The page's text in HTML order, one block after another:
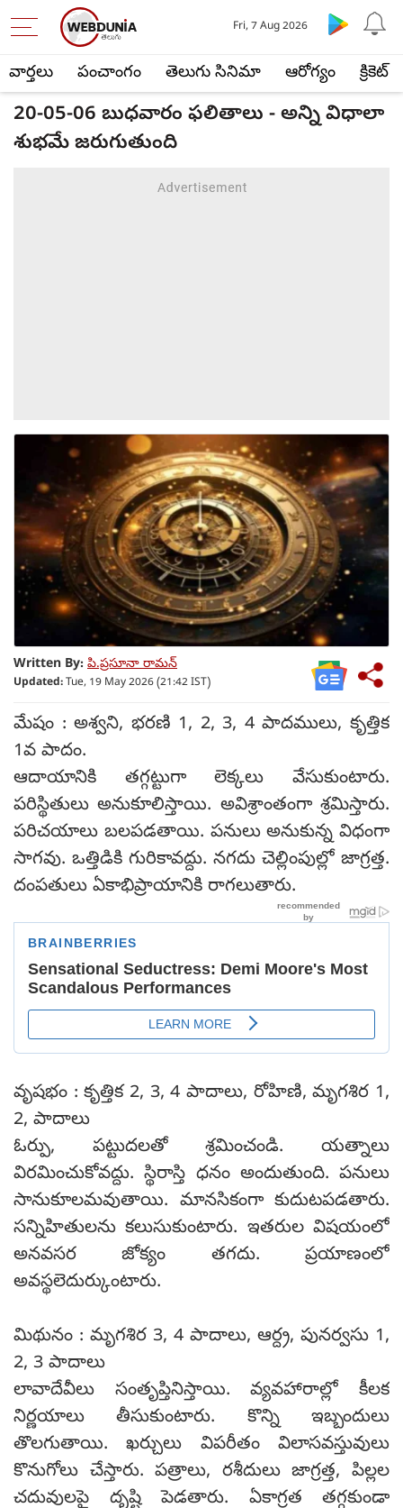
వార్తలు పంచాంగం తెలుగు సినిమా ఆరోగ్యం క్రికెట్
Fri, 7 Aug 2026
20-05-06 బుధవారం ఫలితాలు - అన్ని విధాలా
శుభమే జరుగుతుంది
Written By: పి.ప్రసూనా రామన్
Updated:Tue, 19 May 2026 (21:42 IST)
మేషం : అశ్వని, భరణి 1, 2, 3, 4 పాదములు, కృత్తిక
1వ పాదం.
ఆదాయానికి తగ్గట్టుగా లెక్కలు వేసుకుంటారు.
పరిస్థితులు అనుకూలిస్తాయి. అవిశ్రాంతంగా శ్రమిస్తారు.
పరిచయాలు బలపడతాయి. పనులు అనుకున్న విధంగా
సాగవు. ఒత్తిడికి గురికావద్దు. నగదు చెల్లింపుల్లో జాగ్రత్త.
దంపతులు ఏకాభిప్రాయానికి రాగలుతారు.
వృషభం : కృత్తిక 2, 3, 4 పాదాలు, రోహిణి, మృగశిర 1,
2, పాదాలు
ఓర్పు, పట్టుదలతో శ్రమించండి. యత్నాలు
విరమించుకోవద్దు. స్థిరాస్తి ధనం అందుతుంది. పనులు
సానుకూలమవుతాయి. మానసికంగా కుదుటపడతారు.
సన్నిహితులను కలుసుకుంటారు. ఇతరుల విషయంలో
అనవసర జోక్యం తగదు. ప్రయాణంలో
అవస్థలెదుర్కుంటారు.
మిథునం : మృగశిర 3, 4 పాదాలు, ఆర్ద్ర, పునర్వసు 1,
2, 3 పాదాలు
లావాదేవీలు సంతృప్తినిస్తాయి. వ్యవహారాల్లో కీలక
నిర్ణయాలు తీసుకుంటారు. కొన్ని ఇబ్బందులు
తొలగుతాయి. ఖర్చులు విపరీతం విలాసవస్తువులు
కొనుగోలు చేస్తారు. పత్రాలు, రశీదులు జాగ్రత్త, పిల్లల
చదువులపై దృష్టి పెడతారు. ఏకాగ్రత తగ్గకుండా